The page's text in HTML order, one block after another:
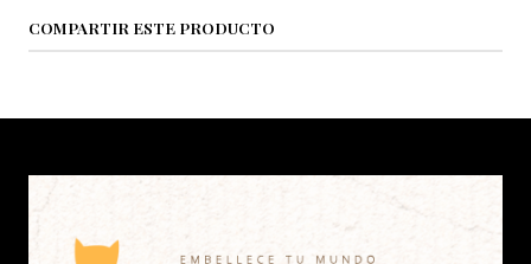
COMPARTIR ESTE PRODUCTO